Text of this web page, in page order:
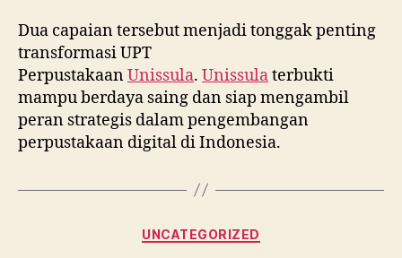
Dua capaian tersebut menjadi tonggak penting
transformasi UPT
PerpustakaanUnissula. Unissulaterbukti
mampu berdaya saing dan siap mengambil
peran strategis dalam pengembangan
perpustakaan digital di Indonesia.
Categories
UNCATEGORIZED